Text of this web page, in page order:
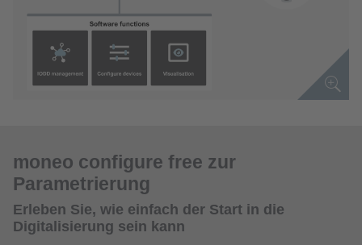
moneo configure free zur
Parametrierung
Erleben Sie, wie einfach der Start in die
Digitalisierung sein kann